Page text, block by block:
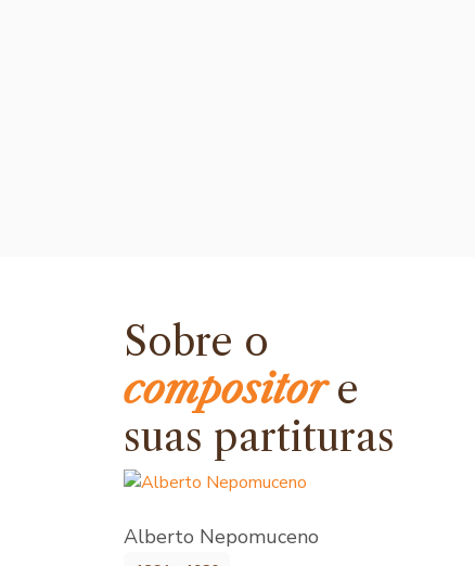
Sobre o
compositore
suas partituras
Alberto Nepomuceno